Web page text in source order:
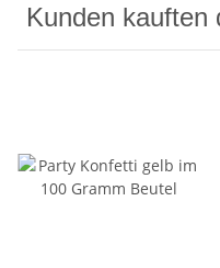
Kunden kauften